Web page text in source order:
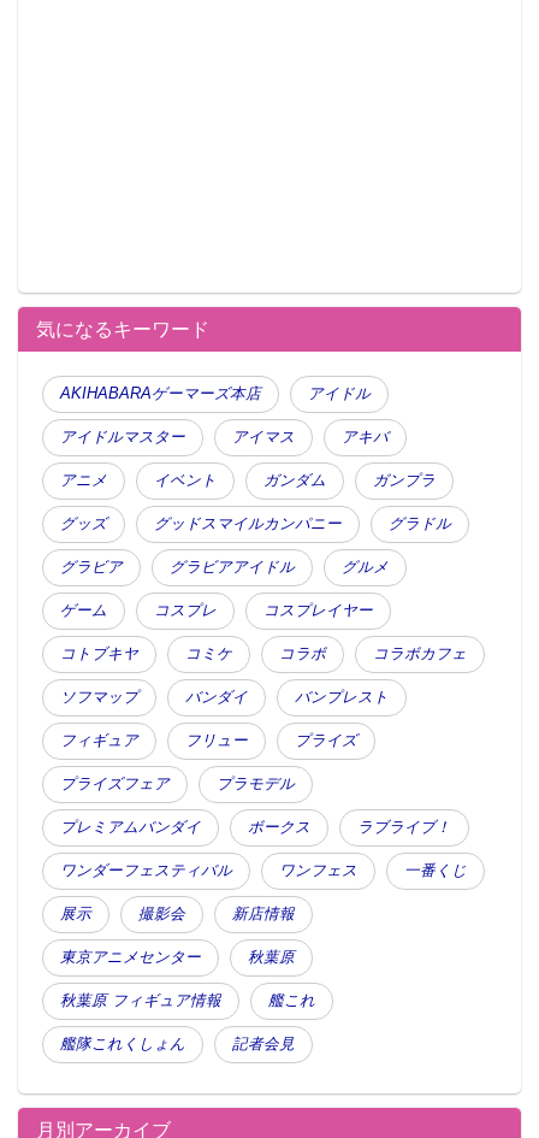
気になるキーワード
AKIHABARAゲーマーズ本店 アイドル
アイドルマスター アイマス アキバ
アニメ イベント ガンダム ガンプラ
グッズ グッドスマイルカンパニー グラドル
グラビア グラビアアイドル グルメ
ゲーム コスプレ コスプレイヤー
コトブキヤ コミケ コラボ コラボカフェ
ソフマップ バンダイ バンプレスト
フィギュア フリュー プライズ
プライズフェア プラモデル
プレミアムバンダイ ボークス ラブライブ！
ワンダーフェスティバル ワンフェス 一番くじ
展示 撮影会 新店情報
東京アニメセンター 秋葉原
秋葉原 フィギュア情報 艦これ
艦隊これくしょん 記者会見
月別アーカイブ